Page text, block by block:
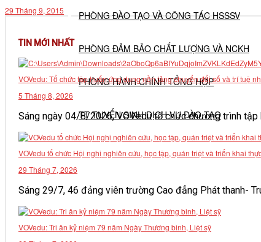
PHÒNG ĐÀO TẠO VÀ CÔNG TÁC HSSSV
PHÒNG ĐẢM BẢO CHẤT LƯỢNG VÀ NCKH
PHÒNG HÀNH CHÍNH TỔNG HỢP
TT TUYỂN SINH DỊCH VỤ ĐÀO TẠO
NGHIÊN CỨU KHOA HỌC
THƯ VIỆN
29 Tháng 9, 2015
TIN MỚI NHẤT
VOVedu: Tổ chức tập huấn ứng dụng nền tảng chuyển đổi số và trí tuệ
5 Tháng 8, 2026
Sáng ngày 04/8/2026, VOVedu tổ chức chương trình tập
VOVedu tổ chức Hội nghị nghiên cứu, học tập, quán triệt và triển khai
29 Tháng 7, 2026
Sáng 29/7, 46 đảng viên trường Cao đẳng Phát thanh-
VOVedu: Tri ân kỷ niệm 79 năm Ngày Thương binh, Liệt sỹ